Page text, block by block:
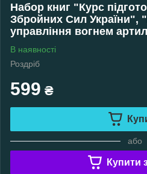
Набор книг "Курс
Збройних Сил України",
управління вогнем
В наявності
Роздріб
599 ₴
або
Купити